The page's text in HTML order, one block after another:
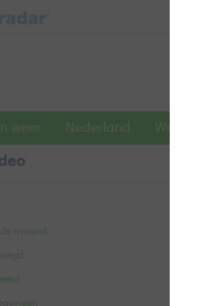
weer Nederland
maand